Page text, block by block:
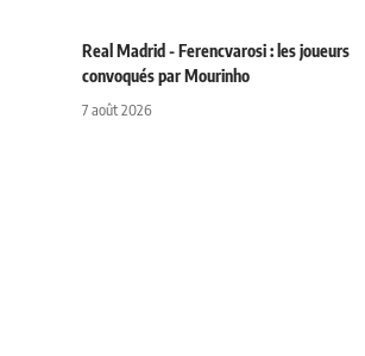
Real Madrid - Ferencvarosi : les joueurs
convoqués par Mourinho
7 août 2026